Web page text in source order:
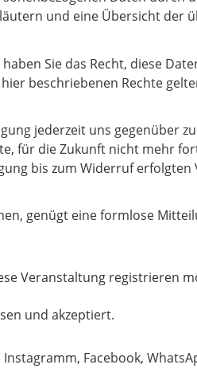
und eine Übersicht der
Sie das Recht, diese
beschriebenen Rechte
jederzeit uns gegenüber
für die Zukunft nicht mehr
bis zum Widerruf
genügt eine formlose
Veranstaltung registrieren
und akzeptiert.
Instagramm, Facebook,